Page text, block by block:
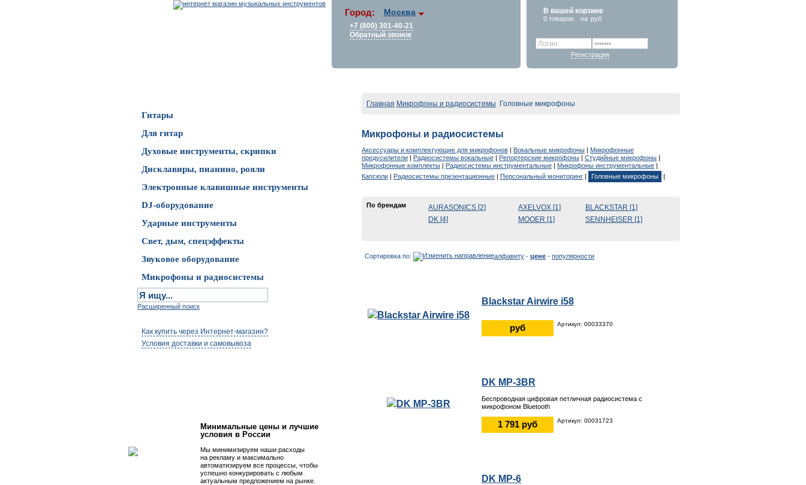
Город: Москва
+7 (800) 301-40-21
Обратный звонок
В вашей корзине
0 товаров: на руб
Регистрация
Гитары
Для гитар
Духовые инструменты, скрипки
Дисклавиры, пианино, рояли
Электронные клавишные инструменты
DJ-оборудование
Ударные инструменты
Свет, дым, спецэффекты
Звуковое оборудование
Микрофоны и радиосистемы
Расширенный поиск
Как купить через Интернет-магазин?
Условия доставки и самовывоза
Минимальные цены и лучшие
условия в России
Мы минимизируем наши расходы
на рекламу и максимально
автоматизируем все процессы, чтобы
успешно конкурировать с любым
актуальным предложением на рынке.
Главная Микрофоны и радиосистемы Головные микрофоны
Микрофоны и радиосистемы
Аксессуары и комплектующие для микрофонов | Вокальные микрофоны | Микрофонные
предусилители | Радиосистемы вокальные | Репортерские микрофоны | Студийные микрофоны |
Микрофонные комплекты | Радиосистемы инструментальные | Микрофоны инструментальные |
Капсюли | Радиосистемы презентационные | Персональный мониторинг | Головные микрофоны |
По брендам AURASONICS [2] AXELVOX [1]
BLACKSTAR [1]
DK [4]
MOOER [1] SENNHEISER [1]
Сортировка по: алфавиту - цене - популярности
Blackstar Airwire i58
руб Артикул: 00033370
DK MP-3BR
Беспроводная цифровая петличная радиосистема с
микрофоном Bluetooth
1 791 руб Артикул: 00031723
DK MP-6